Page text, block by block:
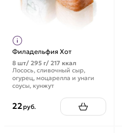
Филадельфия Хот
8 шт/ 295 г/ 217 ккал
Лосось, сливочный сыр,
огурец, моцарелла и унаги
соусы, кунжут
22 руб.